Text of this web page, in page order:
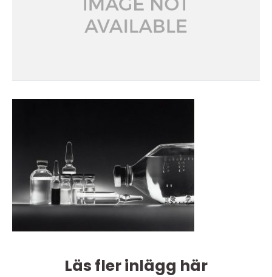
Läs fler inlägg här